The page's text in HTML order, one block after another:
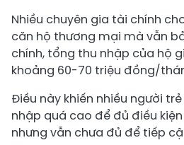
Nhiều chuyên gia tài chính
căn hộ thương mại mà vẫn
chính, tổng thu nhập của hộ
khoảng 60-70 triệu đồng/
Điều này khiến nhiều người
nhập quá cao để đủ điều
nhưng vẫn chưa đủ để tiếp